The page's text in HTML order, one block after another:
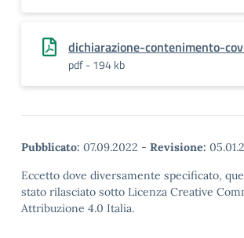
dichiarazione-contenimento-
pdf - 194 kb
Pubblicato: 07.09.2022 - Revisione:
Eccetto dove diversamente specificato,
stato rilasciato sotto Licenza Creative
Attribuzione 4.0 Italia.